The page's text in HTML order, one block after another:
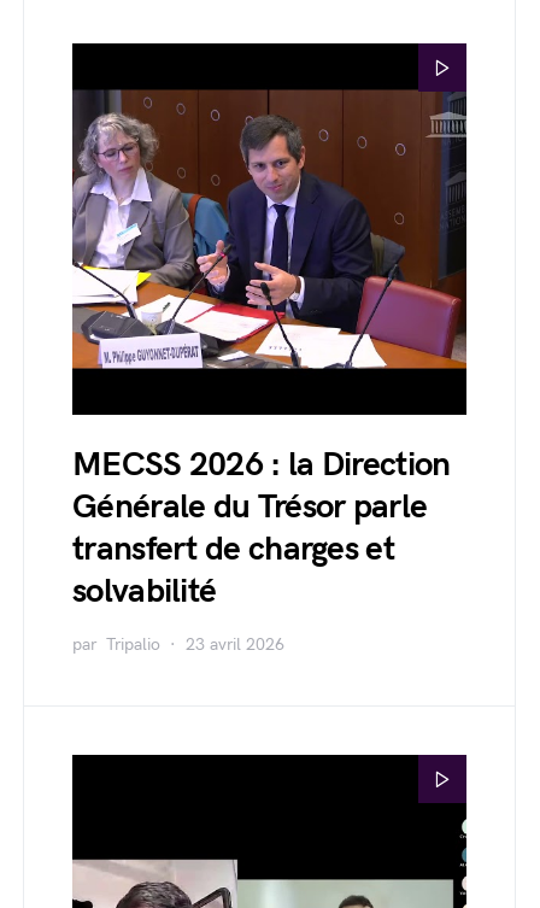
MECSS 2026 : la Direction
Générale du Trésor parle
transfert de charges et
solvabilité
par Tripalio 23 avril 2026